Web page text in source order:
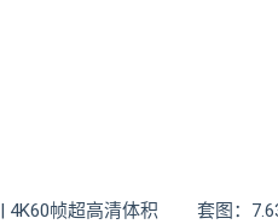
帧超高清体积 套图：